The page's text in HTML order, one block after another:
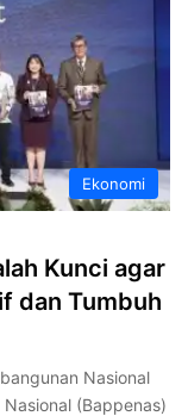
Ekonomi
Kunci agar
dan Tumbuh
Nasional
(Bappenas)